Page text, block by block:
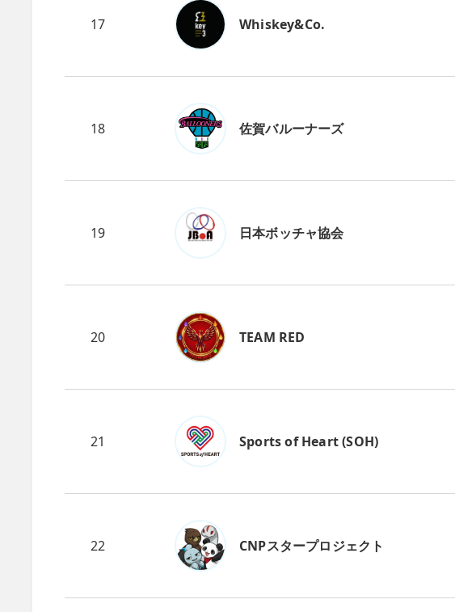
17 Whiskey&Co.
18 佐賀バルーナーズ
19 日本ボッチャ協会
20 TEAM RED
21 Sports of Heart (SOH)
22 CNPスタープロジェクト